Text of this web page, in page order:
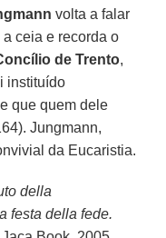
volta a falar
ceia e recorda o
de Trento,
instituído
que quem dele
Jungmann,
da Eucaristia.
della
festa della fede.